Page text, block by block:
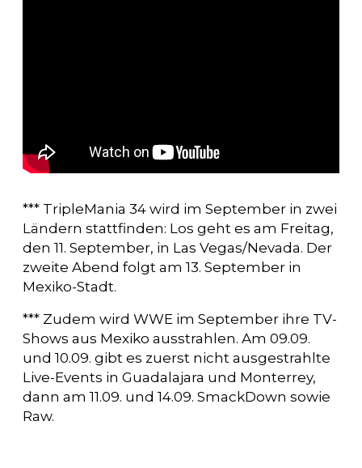
*** TripleMania 34 wird im September in zwei
Ländern stattfinden: Los geht es am Freitag,
den 11. September, in Las Vegas/Nevada. Der
zweite Abend folgt am 13. September in
Mexiko-Stadt.
*** Zudem wird WWE im September ihre TV-
Shows aus Mexiko ausstrahlen. Am 09.09.
und 10.09. gibt es zuerst nicht ausgestrahlte
Live-Events in Guadalajara und Monterrey,
dann am 11.09. und 14.09. SmackDown sowie
Raw.